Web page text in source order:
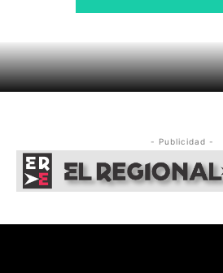
- Publicidad -